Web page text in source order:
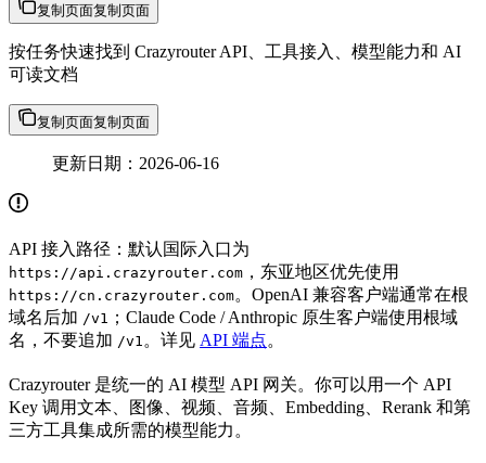
复制页面复制页面
按任务快速找到 Crazyrouter API、工具接入、模型能力和 AI
可读文档
复制页面复制页面
更新日期：2026-06-16
API 接入路径：默认国际入口为
https://api.crazyrouter.com ，东亚地区优先使用
https://cn.crazyrouter.com。OpenAI 兼容客户端通常在根
域名后加 /v1
；Claude Code / Anthropic 原生客户端使用根域
名，不要追加 /v1 。详见 API 端点。
Crazyrouter 是统一的 AI 模型 API 网关。你可以用一个 API
Key 调用文本、图像、视频、音频、Embedding、Rerank 和第
三方工具集成所需的模型能力。